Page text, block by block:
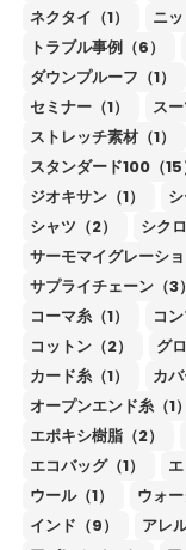
ネクタイ（1）
ニッ
トラブル事例（6）
ダウンプルーフ（1）
セミナー（1）
スー
ストレッチ素材（1）
スタンダード100（15
ジオキサン（1）
シャツ（2）
シク
サーモマイグレーショ
サプライチェーン（3）
コーマ糸（1）
コ
コットン（2）
グ
カード糸（1）
カ
オープンエンド糸（1）
エポキシ樹脂（2）
エコバッグ（1）
ウール（1）
ウォー
インド（9）
アレ